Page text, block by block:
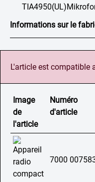
Informations sur le
L'article est compatible
Image
de
l'article
Numéro
d'article
7000